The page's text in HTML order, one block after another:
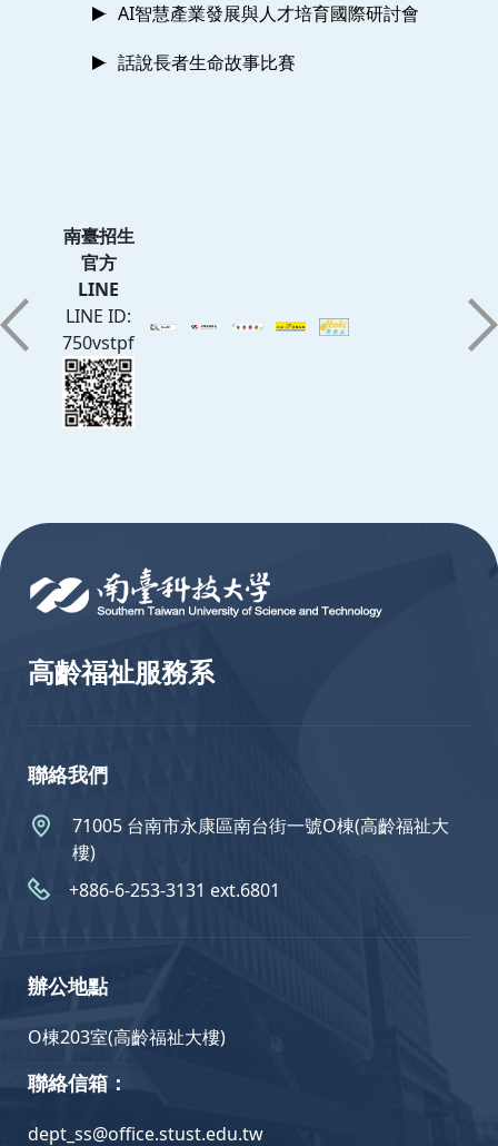
AI智慧產業發展與人才培育國際研討會
話說長者生命故事比賽
南臺招生
官方
LINE
LINE ID:
750vstpf
高齡福祉服務系
聯絡我們
71005 台南市永康區南台街一號O棟(高齡福祉大
樓)
+886-6-253-3131 ext.6801
辦公地點
O棟203室(高齡福祉大樓)
聯絡信箱：
dept_ss@office.stust.edu.tw